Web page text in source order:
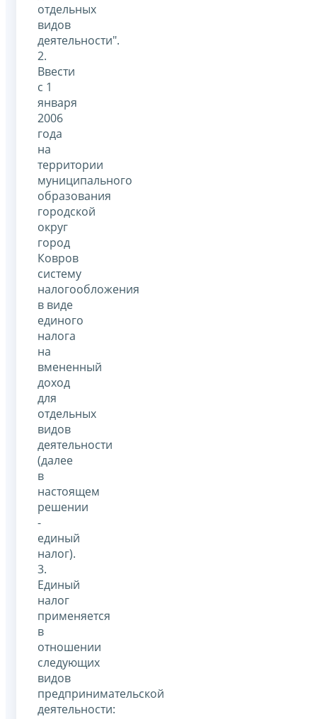
отдельных
видов
деятельности".
2.
Ввести
с 1
января
2006
года
на
территории
муниципального
образования
городской
округ
город
Ковров
систему
налогообложения
в виде
единого
налога
на
вмененный
доход
для
отдельных
видов
деятельности
(далее
в
настоящем
решении
-
единый
налог).
3.
Единый
налог
применяется
в
отношении
следующих
видов
предпринимательской
деятельности: